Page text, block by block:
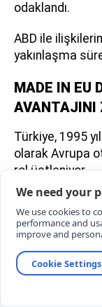
odaklandı.
ABD ile
yakınlaşma
MADE IN EU
AVANTAJINI
Türkiye, 1995
olarak Avrupa
rol üstleniyor.
Bursa'da
Maysan Mando
Türk Otomobil
ağı, bu
bulunuyor.
Ancak AB'nin